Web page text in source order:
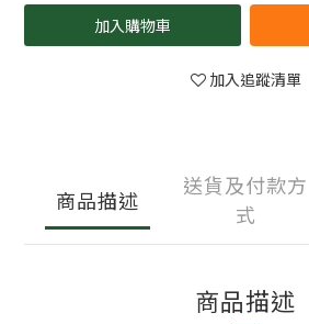
加入購物車
加入追蹤清單
商品描述
送貨及付款方
式
商品描述